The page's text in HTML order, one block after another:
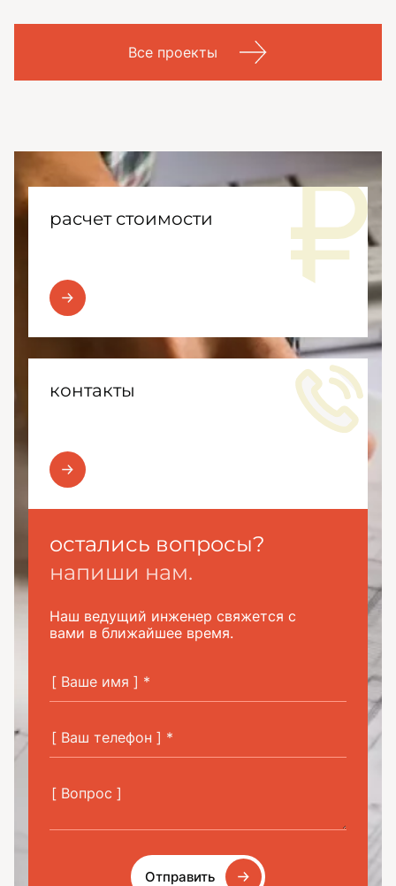
Все проекты
расчет стоимости
контакты
остались вопросы?
напиши нам.
Наш ведущий инженер свяжется с
вами в ближайшее время.
Отправить